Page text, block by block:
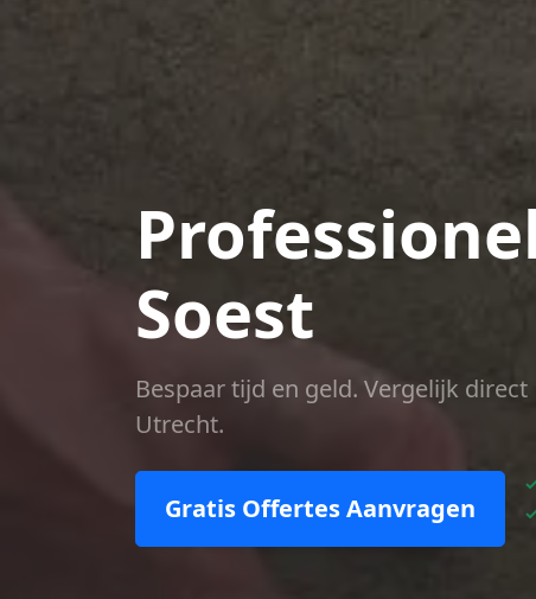
Soest
Bespaar tijd en geld. Vergelijk
Utrecht.
Gratis Offertes Aanvragen
✓
✓